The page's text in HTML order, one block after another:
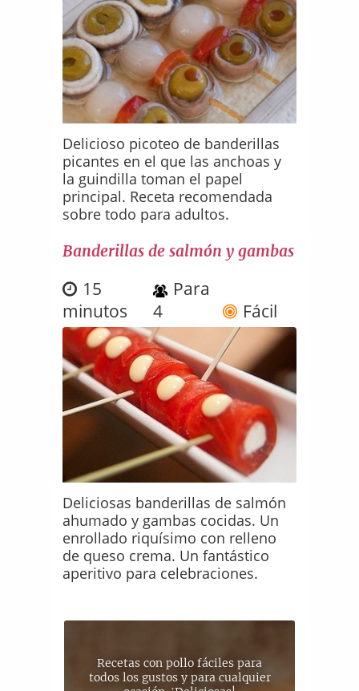
Delicioso picoteo de banderillas
picantes en el que las anchoas y
la guindilla toman el papel
principal. Receta recomendada
sobre todo para adultos.
Banderillas de salmón y gambas
15
minutos
Para
4
Fácil
Deliciosas banderillas de salmón
ahumado y gambas cocidas. Un
enrollado riquísimo con relleno
de queso crema. Un fantástico
aperitivo para celebraciones.
Recetas con pollo fáciles para
todos los gustos y para cualquier